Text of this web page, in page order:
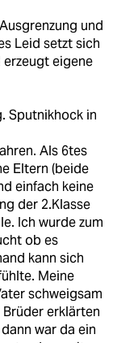
und
Leid setzt sich
eigene
Sputnikhock in
Als 6tes
Eltern (beide
einfach keine
der 2.Klasse
Ich wurde zum
ob es
kann sich
Meine
schweigsam
erklärten
war da ein